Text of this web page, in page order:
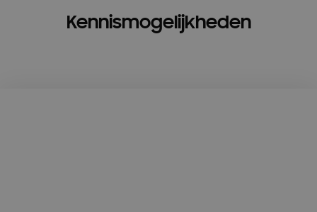
Kennismogelijkheden